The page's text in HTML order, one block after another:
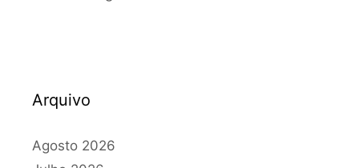
Arquivo
Agosto 2026